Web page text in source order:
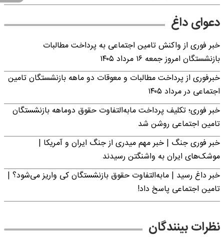
دعوای داغ
خبر فوری از واکنش تامین اجتماعی به پرداخت مطالبات
بازنشستگان امروز جمعه ۱۶ مرداد ۱۴۰۵
خبرفوری از پرداخت مطالبات و معوقات دو ماهه بازنشستگان تامین
اجتماعی در مرداد ۱۴۰۵
خبر فوری؛ تکلیف پرداخت مابه‌التفاوت حقوق دوماهه بازنشستگان
تامین اجتماعی روشن شد
خبر فوری جنگ | خبر مهم میدری از جنگ ایران و آمریکا |
موشک‌های ایران به واشنگتن رسیدند
خبر داغ رسید | مابه‌التفاوت حقوق بازنشستگان کی واریز می‌شود؟ |
تامین اجتماعی پاسخ داد!
نظرات بینندگان